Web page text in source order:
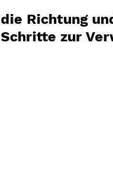
Richtung
zur